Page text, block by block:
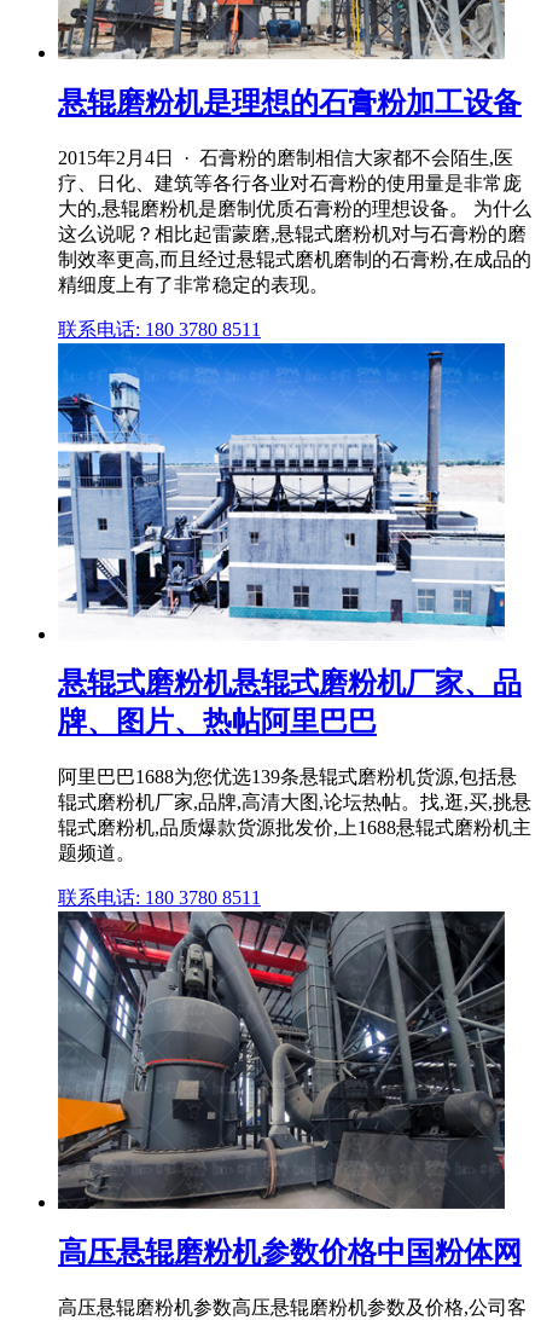
悬辊磨粉机是理想的石膏粉加工设备
2015年2月4日 · 石膏粉的磨制相信大家都不会陌生,医
疗、日化、建筑等各行各业对石膏粉的使用量是非常庞
大的,悬辊磨粉机是磨制优质石膏粉的理想设备。 为什么
这么说呢？相比起雷蒙磨,悬辊式磨粉机对与石膏粉的磨
制效率更高,而且经过悬辊式磨机磨制的石膏粉,在成品的
精细度上有了非常稳定的表现。
联系电话: 180 3780 8511
悬辊式磨粉机悬辊式磨粉机厂家、品
牌、图片、热帖阿里巴巴
阿里巴巴1688为您优选139条悬辊式磨粉机货源,包括悬
辊式磨粉机厂家,品牌,高清大图,论坛热帖。找,逛,买,挑悬
辊式磨粉机,品质爆款货源批发价,上1688悬辊式磨粉机主
题频道。
联系电话: 180 3780 8511
高压悬辊磨粉机参数价格中国粉体网
高压悬辊磨粉机参数高压悬辊磨粉机参数及价格,公司客